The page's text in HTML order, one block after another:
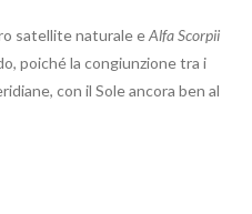
satellite naturale eAlfa Scorpii
poiché la congiunzione tra i
con il Sole ancora ben al